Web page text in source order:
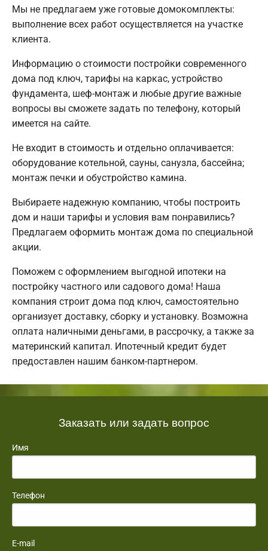
Мы не предлагаем уже готовые домокомплекты:
выполнение всех работ осуществляется на участке
клиента.
Информацию о стоимости постройки современного
дома под ключ, тарифы на каркас, устройство
фундамента, шеф-монтаж и любые другие важные
вопросы вы сможете задать по телефону, который
имеется на сайте.
Не входит в стоимость и отдельно оплачивается:
оборудование котельной, сауны, санузла, бассейна;
монтаж печки и обустройство камина.
Выбираете надежную компанию, чтобы построить
дом и наши тарифы и условия вам понравились?
Предлагаем оформить монтаж дома по специальной
акции.
Поможем с оформлением выгодной ипотеки на
постройку частного или садового дома! Наша
компания строит дома под ключ, самостоятельно
организует доставку, сборку и установку. Возможна
оплата наличными деньгами, в рассрочку, а также за
материнский капитал. Ипотечный кредит будет
предоставлен нашим банком-партнером.
Заказать или задать вопрос
Имя
Телефон
E-mail